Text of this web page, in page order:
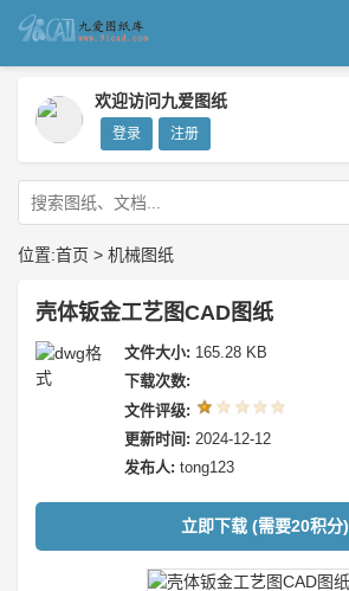
机械图纸
成套图纸
技术文档
我要上传
欢迎访问九爱图纸
登录 注册
位置:首页 > 机械图纸
壳体钣金工艺图CAD图纸
文件大小: 165.28 KB
下载次数:
文件评级:
更新时间: 2024-12-12
发布人: tong123
立即下载 (需要20积分)